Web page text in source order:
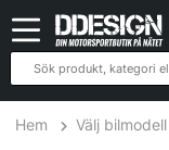
Hem Välj bilmodell